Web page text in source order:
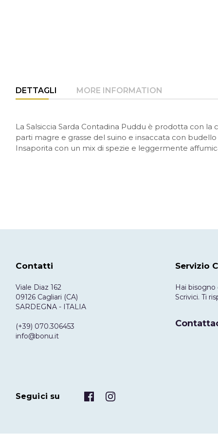
DETTAGLI MORE INFORMATION
La Salsiccia Sarda Contadina Puddu è prodotta con
parti magre e grasse del suino e insaccata con budello
Insaporita con un mix di spezie e leggermente
Contatti
Viale Diaz 162
09126 Cagliari (CA)
SARDEGNA - ITALIA
(+39) 070.306453
info@bonu.it
Servizio
Hai bisogno
Scrivici. Ti
Seguici su